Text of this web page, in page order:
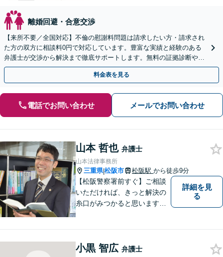
離婚回避・合意交渉
【来所不要／全国対応】不倫の慰謝料問題は請求したい方・請求され
た方の双方に相談料0円で対応しています。豊富な実績と経験のある
弁護士が交渉から解決まで徹底サポートします。無料の証拠診断や着
手金の返還保証もありますので安心してご相談ください。
料金表を見る
電話でお問い合わせ メールでお問い合わせ
山本 哲也 弁護士
山本法律事務所
三重県|松阪市 松阪駅 から徒歩9分
【松阪警察署前すぐ】ご相談
いただければ、きっと解決の
糸口がみつかると思います。
詳細を見
る
小黒 智広 弁護士